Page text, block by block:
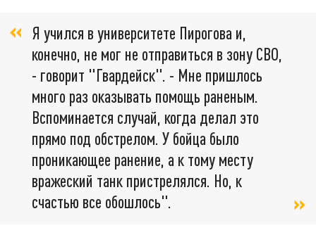
Я учился в университете Пирогова и,
конечно, не мог не отправиться в зону СВО,
- говорит "Гвардейск". - Мне пришлось
много раз оказывать помощь раненым.
Вспоминается случай, когда делал это
прямо под обстрелом. У бойца было
проникающее ранение, а к тому месту
вражеский танк пристрелялся. Но, к
счастью все обошлось".